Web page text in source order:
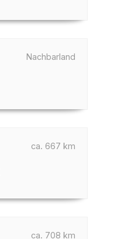
Nachbarland
ca. 667 km
ca. 708 km